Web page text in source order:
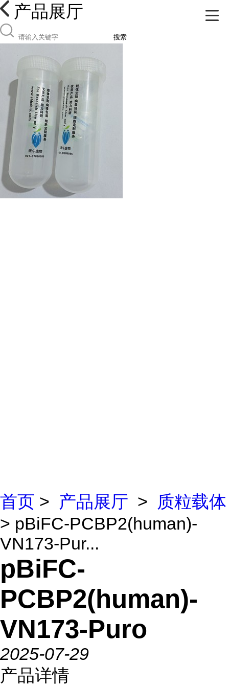
产品展厅
搜索
首页 > 产品展厅 >
质粒载体
> pBiFC-PCBP2(human)-
VN173-Pur...
pBiFC-
PCBP2(human)-
VN173-Puro
2025-07-29
产品详情